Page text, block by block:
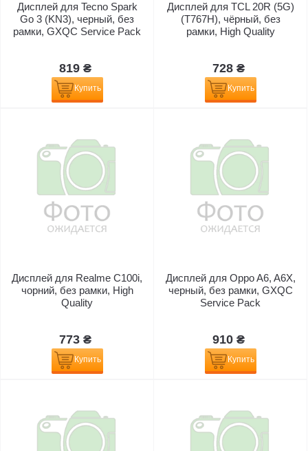
Дисплей для Tecno Spark
Go 3 (KN3), черный, без
рамки, GXQC Service Pack
819 ₴
Купить
Дисплей для TCL 20R (5G)
(T767H), чёрный, без
рамки, High Quality
728 ₴
Купить
Дисплей для Realme C100i,
чорний, без рамки, High
Quality
773 ₴
Купить
Дисплей для Oppo A6, A6X,
черный, без рамки, GXQC
Service Pack
910 ₴
Купить